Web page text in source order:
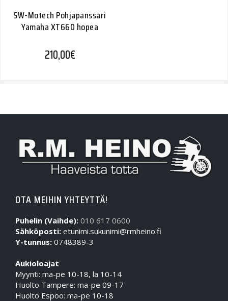
SW-Motech Pohjapanssari
Yamaha XT660 hopea
210,00€
OTA MEIHIN YHTEYTTÄ!
Puhelin (Vaihde): 010 617 0600
Sähköposti: etunimi.sukunimi@rmheino.fi
Y-tunnus: 0748389-3
Aukioloajat
Myynti: ma-pe 10-18, la 10-14
Huolto Tampere: ma-pe 09-17
Huolto Espoo: ma-pe 10-18